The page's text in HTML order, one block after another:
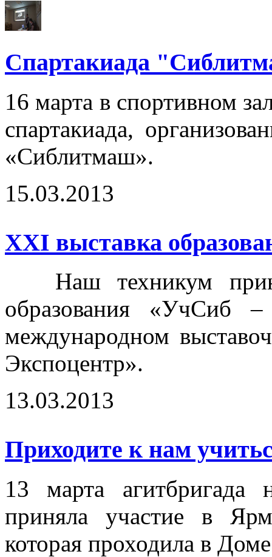
Спартакиада
16 марта в спортивном
спартакиада,
«Сиблитмаш».
15.03.2013
ХХI выставка
Наш техникум
образования «УчСиб
международном
Экспоцентр».
13.03.2013
Приходите к нам
13 марта агитбригада
приняла участие в
которая проходила в